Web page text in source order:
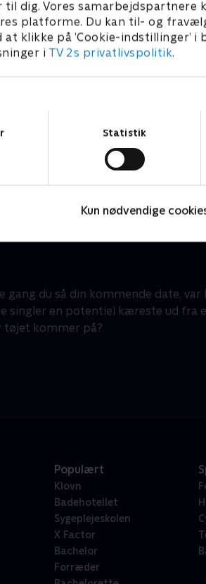
dig. Vores samarbejdspartnere
platforme. Du kan til- og
klikke på ’Cookie-indstillinger’ i
i TV 2s privatlivspolitik.
Statistik
Kun nødvendige
- special
gang du så din kommende date,
singler en potentiel kæreste ud fra
tøjet kommer på?
Populært
Klovn
Badehotellet
Sygeplejeskolen
X Factor
Bachelor
Forræder